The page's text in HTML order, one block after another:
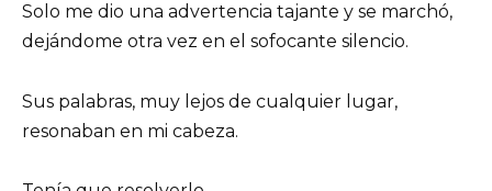
Solo me dio una advertencia tajante y se marchó,
dejándome otra vez en el sofocante silencio.
Sus palabras, muy lejos de cualquier lugar,
resonaban en mi cabeza.